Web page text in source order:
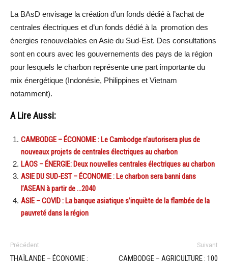
La BAsD envisage la création d’un fonds dédié à l’achat de
centrales électriques et d’un fonds dédié à la promotion des
énergies renouvelables en Asie du Sud-Est. Des consultations
sont en cours avec les gouvernements des pays de la région
pour lesquels le charbon représente une part importante du
mix énergétique (Indonésie, Philippines et Vietnam
notamment).
A Lire Aussi:
CAMBODGE – ÉCONOMIE : Le Cambodge n’autorisera plus de
nouveaux projets de centrales électriques au charbon
LAOS – ÉNERGIE: Deux nouvelles centrales électriques au charbon
ASIE DU SUD-EST – ÉCONOMIE : Le charbon sera banni dans
l’ASEAN à partir de …2040
ASIE – COVID : La banque asiatique s’inquiète de la flambée de la
pauvreté dans la région
Précédent
THAÏLANDE – ÉCONOMIE :
Suivant
CAMBODGE – AGRICULTURE : 100